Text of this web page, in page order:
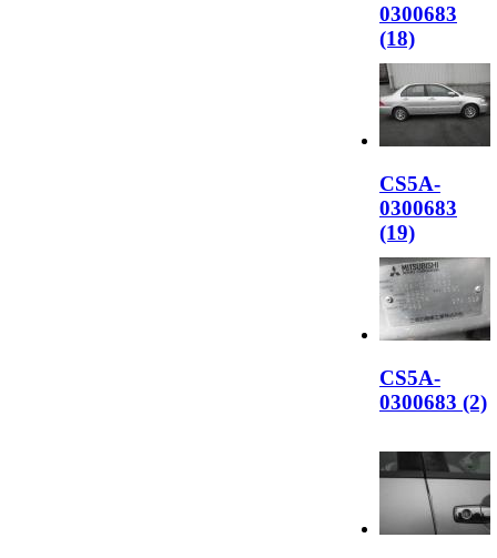
0300683
(18)
CS5A-
0300683
(19)
CS5A-
0300683 (2)